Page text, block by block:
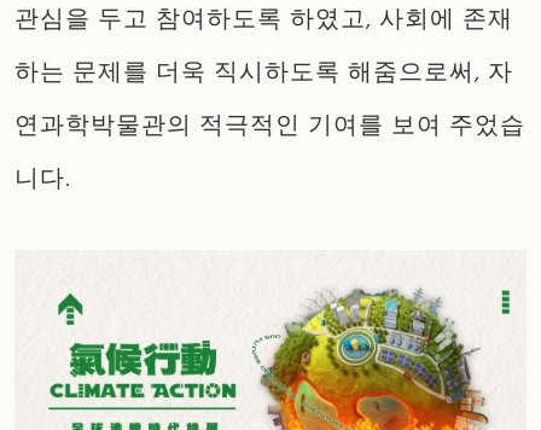
관심을 두고 참여하도록 하였고, 사회에 존재
하는 문제를 더욱 직시하도록 해줌으로써, 자
연과학박물관의 적극적인 기여를 보여 주었습
니다.